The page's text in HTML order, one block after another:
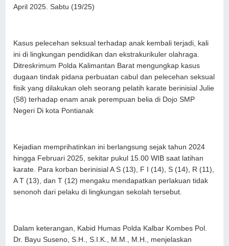
April 2025. Sabtu (19/25)
Kasus pelecehan seksual terhadap anak kembali terjadi, kali
ini di lingkungan pendidikan dan ekstrakurikuler olahraga.
Ditreskrimum Polda Kalimantan Barat mengungkap kasus
dugaan tindak pidana perbuatan cabul dan pelecehan seksual
fisik yang dilakukan oleh seorang pelatih karate berinisial Julie
(58) terhadap enam anak perempuan belia di Dojo SMP
Negeri Di kota Pontianak
Kejadian memprihatinkan ini berlangsung sejak tahun 2024
hingga Februari 2025, sekitar pukul 15.00 WIB saat latihan
karate. Para korban berinisial A S (13), F I (14), S (14), R (11),
A T (13), dan T (12) mengaku mendapatkan perlakuan tidak
senonoh dari pelaku di lingkungan sekolah tersebut.
Dalam keterangan, Kabid Humas Polda Kalbar Kombes Pol.
Dr. Bayu Suseno, S.H., S.I.K., M.M., M.H., menjelaskan